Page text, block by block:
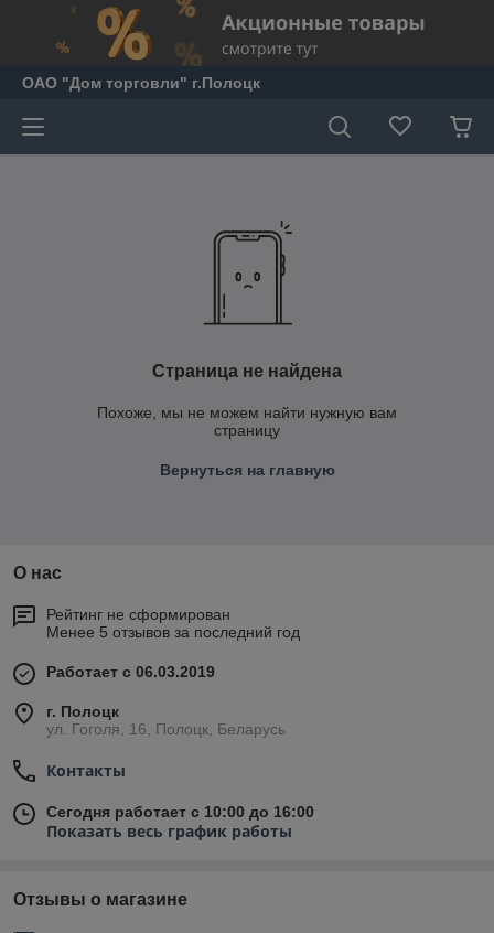
ОАО "Дом торговли" г.Полоцк
Страница не найдена
Похоже, мы не можем найти нужную вам
страницу
Вернуться на главную
О нас
Рейтинг не сформирован
Менее 5 отзывов за последний год
Работает с 06.03.2019
г. Полоцк
ул. Гоголя, 16, Полоцк, Беларусь
Контакты
Сегодня работает с 10:00 до 16:00
Показать весь график работы
Отзывы о магазине